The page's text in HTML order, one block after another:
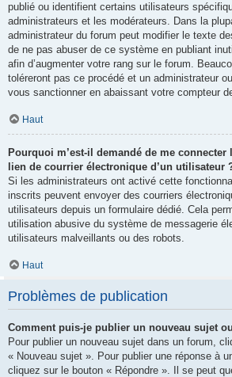
publié ou identifient certains utilisateurs
administrateurs et les modérateurs. Dans la
administrateur du forum peut modifier le texte
de ne pas abuser de ce système en publiant
afin d’augmenter votre rang sur le forum.
toléreront pas ce procédé et un administrateur
vous sanctionner en abaissant votre compteur
Haut
Pourquoi m’est-il demandé de me
lien de courrier électronique d’un utilisateur
Si les administrateurs ont activé cette
inscrits peuvent envoyer des courriers
utilisateurs depuis un formulaire dédié. Cela
utilisation abusive du système de messagerie
utilisateurs malveillants ou des robots.
Haut
Problèmes de publication
Comment puis-je publier un nouveau sujet
Pour publier un nouveau sujet dans un forum,
« Nouveau sujet ». Pour publier une réponse à
cliquez sur le bouton « Répondre ». Il se peut